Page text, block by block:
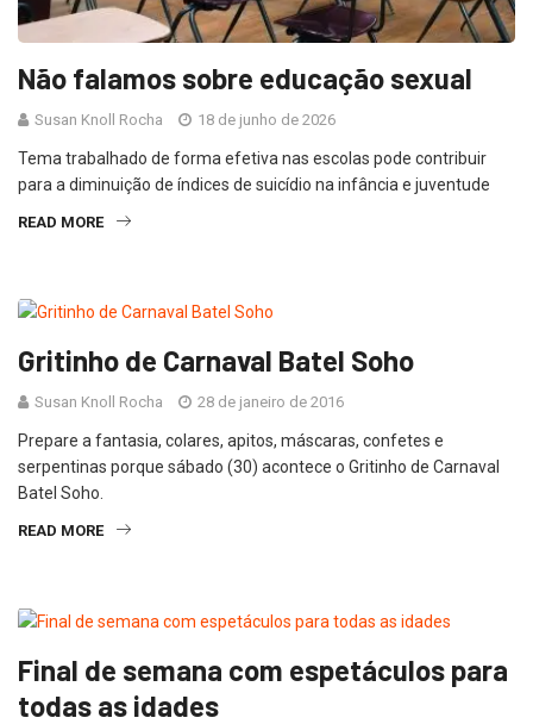
Não falamos sobre educação sexual
Susan Knoll Rocha 18 de junho de 2026
Tema trabalhado de forma efetiva nas escolas pode contribuir
para a diminuição de índices de suicídio na infância e juventude
READ MORE
Gritinho de Carnaval Batel Soho
Susan Knoll Rocha 28 de janeiro de 2016
Prepare a fantasia, colares, apitos, máscaras, confetes e
serpentinas porque sábado (30) acontece o Gritinho de Carnaval
Batel Soho.
READ MORE
Final de semana com espetáculos para
todas as idades